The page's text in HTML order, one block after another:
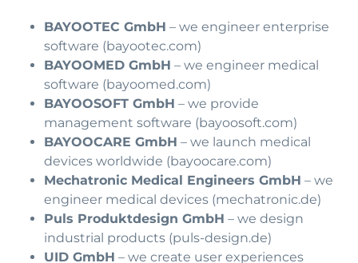
BAYOOTEC GmbH – we engineer enterprise
software (bayootec.com)
BAYOOMED GmbH – we engineer medical
software (bayoomed.com)
BAYOOSOFT GmbH – we provide
management software (bayoosoft.com)
BAYOOCARE GmbH – we launch medical
devices worldwide (bayoocare.com)
Mechatronic Medical Engineers GmbH – we
engineer medical devices (mechatronic.de)
Puls Produktdesign GmbH – we design
industrial products (puls-design.de)
UID GmbH – we create user experiences